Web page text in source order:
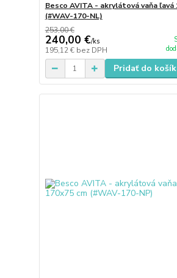
Besco AVITA - akrylátová vaňa ľavá
(#WAV-170-NL)
253,00 €
240,00 €/ks
195,12 € bez DPH
Pridať do